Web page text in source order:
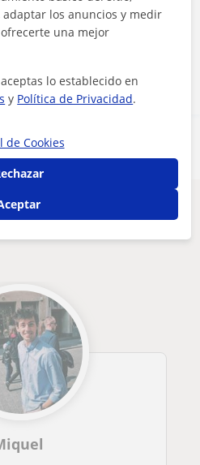
legaly deprivacidad
Barcelona que
los anuncios y medir
una mejor
lo establecido en
y Política de Privacidad.
de Cookies